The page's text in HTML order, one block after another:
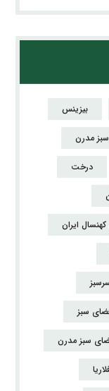
بیزینس
مدرن
درخت
ایران
سبز
سبز مدرن